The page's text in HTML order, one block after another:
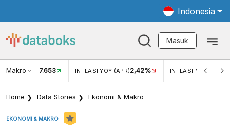
Indonesia
Masuk
Makro
USD/IDR 17.653 INFLASI YOY (APR)2,42% INFLASI MOM (APR)
Home Data Stories Ekonomi & Makro
EKONOMI & MAKRO